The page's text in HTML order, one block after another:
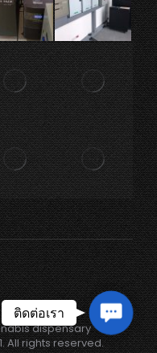
dispensary
All rights reserved.
Us
ติดต่อเรา